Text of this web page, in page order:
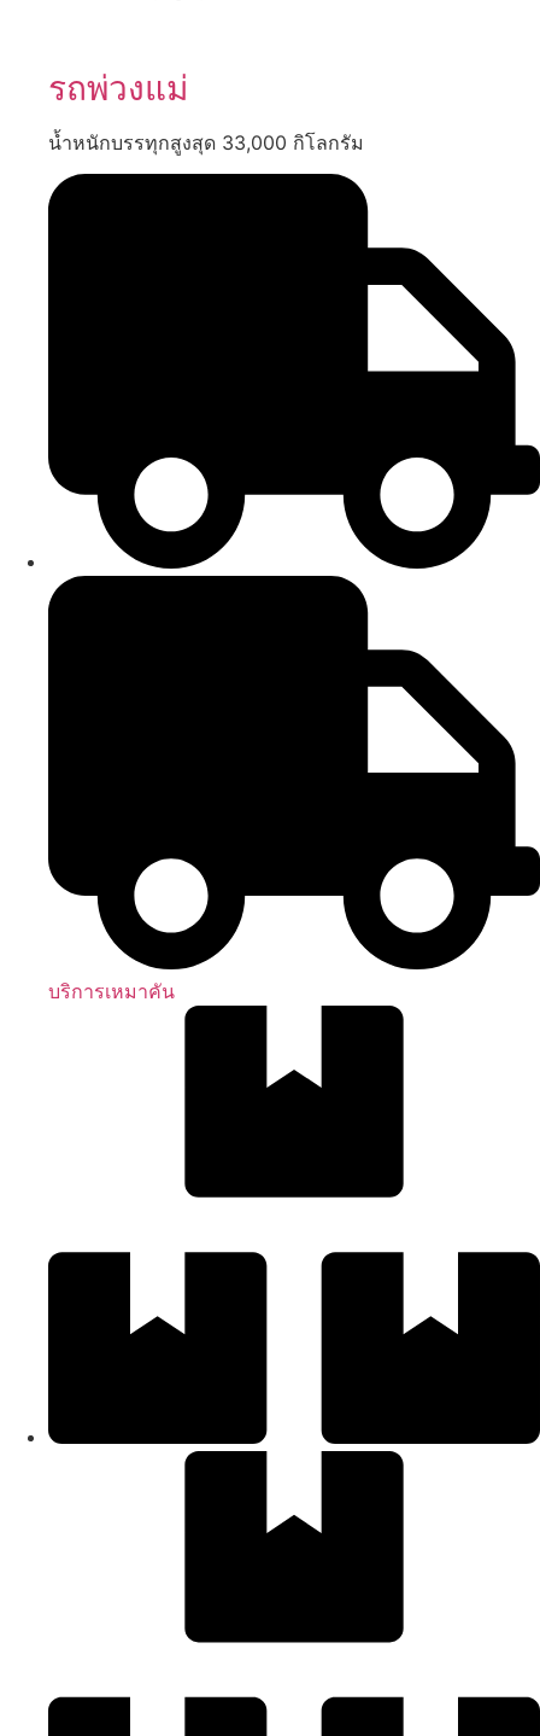
รถพ่วงแม่
น้ำหนักบรรทุกสูงสุด 33,000 กิโลกรัม
บริการเหมาคัน